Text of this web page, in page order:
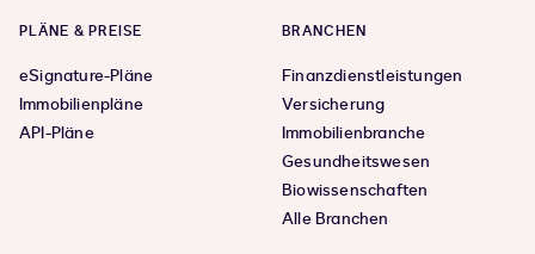
PLÄNE & PREISE
eSignature-Pläne
Immobilienpläne
API-Pläne
BRANCHEN
Finanzdienstleistungen
Versicherung
Immobilienbranche
Gesundheitswesen
Biowissenschaften
Alle Branchen